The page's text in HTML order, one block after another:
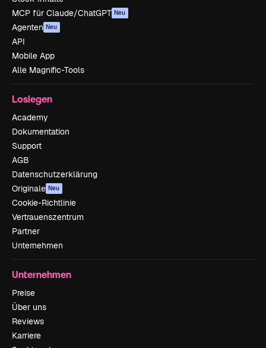
MCP für Claude/ChatGPT Neu
Agenten Neu
API
Mobile App
Alle Magnific-Tools
Loslegen
Academy
Dokumentation
Support
AGB
Datenschutzerklärung
Originale Neu
Cookie-Richtlinie
Vertrauenszentrum
Partner
Unternehmen
Unternehmen
Preise
Über uns
Reviews
Karriere